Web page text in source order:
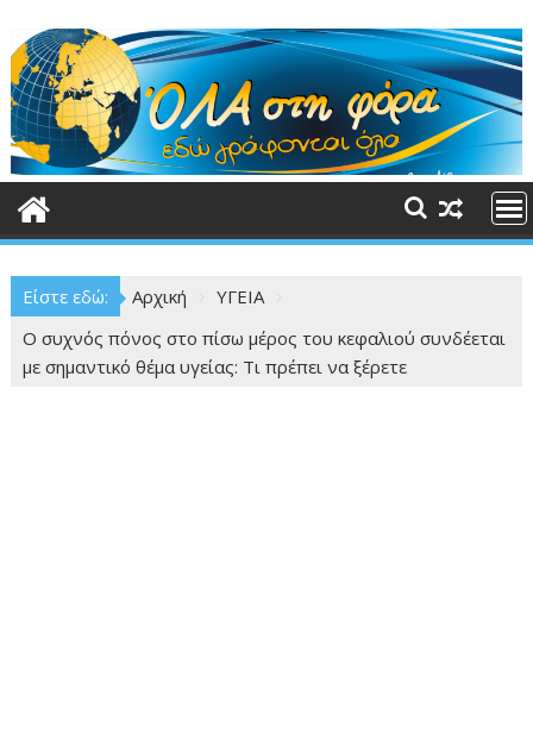
στο
περιεχόμενο
Είστε εδώ: Αρχική
ΥΓΕΙΑ
Ο συχνός πόνος στο πίσω μέρος του κεφαλιού συνδέεται
με σημαντικό θέμα υγείας: Τι πρέπει να ξέρετε